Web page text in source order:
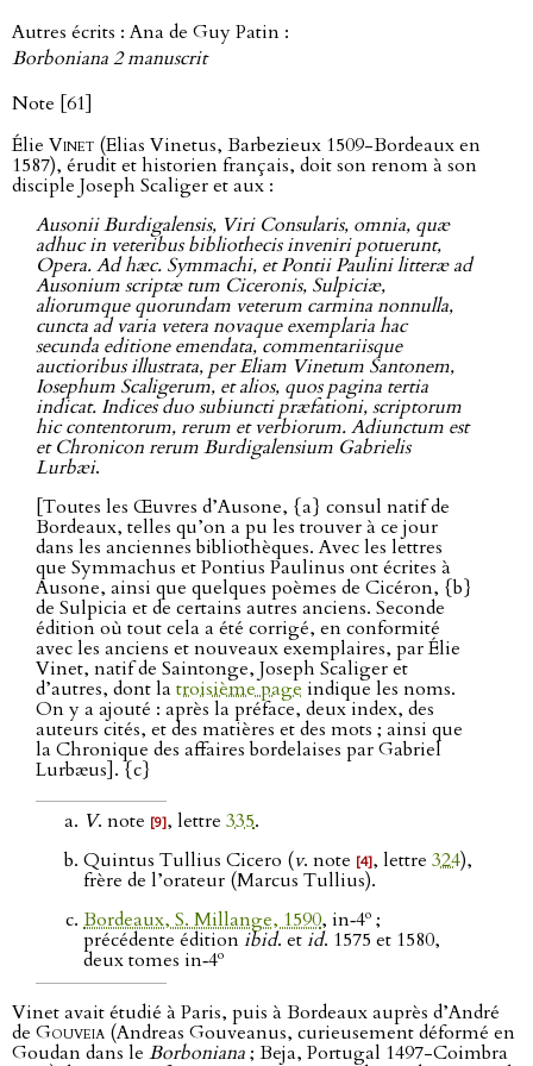
Autres écrits : Ana de Guy Patin :
Borboniana 2 manuscrit
Note [61]
Élie Vinet (Elias Vinetus, Barbezieux 1509-Bordeaux en
1587), érudit et historien français, doit son renom à son
disciple Joseph Scaliger et aux :
Ausonii Burdigalensis, Viri Consularis, omnia, quæ
adhuc in veteribus bibliothecis inveniri potuerunt,
Opera. Ad hæc. Symmachi, et Pontii Paulini litteræ ad
Ausonium scriptæ tum Ciceronis, Sulpiciæ,
aliorumque quorundam veterum carmina nonnulla,
cuncta ad varia vetera novaque exemplaria hac
secunda editione emendata, commentariisque
auctioribus illustrata, per Eliam Vinetum Santonem,
Iosephum Scaligerum, et alios, quos pagina tertia
indicat. Indices duo subiuncti præfationi, scriptorum
hic contentorum, rerum et verbiorum. Adiunctum est
et Chronicon rerum Burdigalensium Gabrielis
Lurbæi.
[Toutes les Œuvres d’Ausone, {a} consul natif de
Bordeaux, telles qu’on a pu les trouver à ce jour
dans les anciennes bibliothèques. Avec les lettres
que Symmachus et Pontius Paulinus ont écrites à
Ausone, ainsi que quelques poèmes de Cicéron, {b}
de Sulpicia et de certains autres anciens. Seconde
édition où tout cela a été corrigé, en conformité
avec les anciens et nouveaux exemplaires, par Élie
Vinet, natif de Saintonge, Joseph Scaliger et
d’autres, dont la troisième page indique les noms.
On y a ajouté : après la préface, deux index, des
auteurs cités, et des matières et des mots ; ainsi que
la Chronique des affaires bordelaises par Gabriel
Lurbæus]. {c}
V. note [9], lettre 335.
Quintus Tullius Cicero (v. note [4], lettre 324),
frère de l’orateur (Marcus Tullius).
Bordeaux, S. Millange, 1590, in‑4o ;
précédente éditionibid. etid. 1575 et 1580,
deux tomes in‑4o
Vinet avait étudié à Paris, puis à Bordeaux auprès d’André
de Gouveia (Andreas Gouveanus, curieusement déformé en
Goudan dans le Borboniana; Beja, Portugal 1497-Coimbra